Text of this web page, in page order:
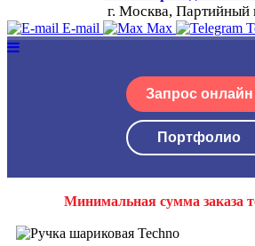
г. Москва, Партийный
E-mail Max
Запрос онлайн
Портфолио
Минимальная сумма заказа